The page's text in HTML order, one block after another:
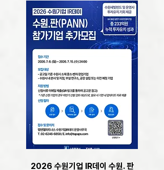
2026 수원기업 IR데이 수원. 판